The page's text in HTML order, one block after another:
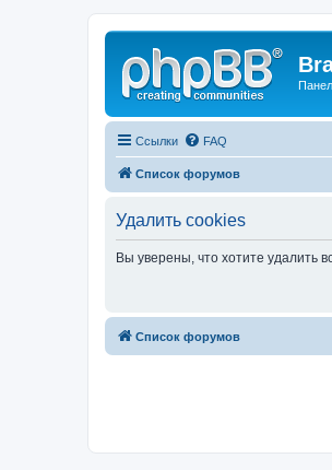
Ссылки FAQ
Список форумов
Удалить cookies
Вы уверены, что хотите удалить
Список форумов